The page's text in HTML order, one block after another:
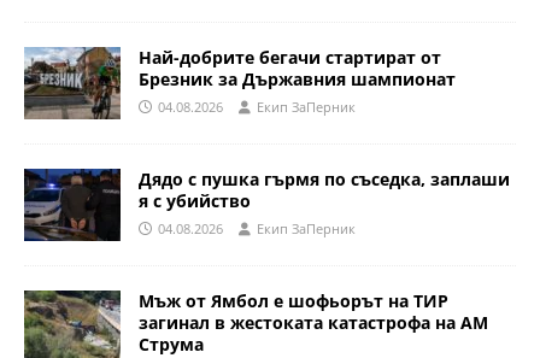
Най-добрите бегачи стартират от
Брезник за Държавния шампионат
04.08.2026 Eкип ЗаПерник
Дядо с пушка гърмя по съседка, заплаши
я с убийство
04.08.2026 Eкип ЗаПерник
Мъж от Ямбол е шофьорът на ТИР
загинал в жестоката катастрофа на АМ
Струма